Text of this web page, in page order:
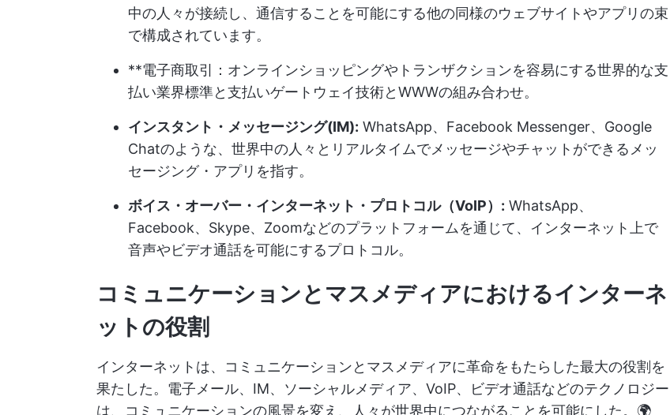
中の人々が接続し、通信することを可能にする他の同様のウェブサイトやアプリの束
で構成されています。
**電子商取引：オンラインショッピングやトランザクションを容易にする世界的な支
払い業界標準と支払いゲートウェイ技術とWWWの組み合わせ。
インスタント・メッセージング(IM): WhatsApp、Facebook Messenger、Google
Chatのような、世界中の人々とリアルタイムでメッセージやチャットができるメッ
セージング・アプリを指す。
ボイス・オーバー・インターネット・プロトコル（VoIP）: WhatsApp、
Facebook、Skype、Zoomなどのプラットフォームを通じて、インターネット上で
音声やビデオ通話を可能にするプロトコル。
コミュニケーションとマスメディアにおけるインターネ
ットの役割
インターネットは、コミュニケーションとマスメディアに革命をもたらした最大の役割を
果たした。電子メール、IM、ソーシャルメディア、VoIP、ビデオ通話などのテクノロジー
は、コミュニケーションの風景を変え、人々が世界中につながることを可能にした。🌍